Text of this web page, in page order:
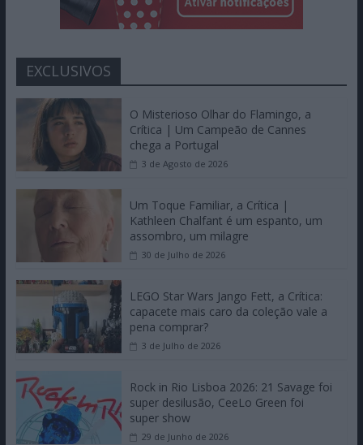
EXCLUSIVOS
O Misterioso Olhar do Flamingo, a
Crítica | Um Campeão de Cannes
chega a Portugal
3 de Agosto de 2026
Um Toque Familiar, a Crítica |
Kathleen Chalfant é um espanto, um
assombro, um milagre
30 de Julho de 2026
LEGO Star Wars Jango Fett, a Crítica:
capacete mais caro da coleção vale a
pena comprar?
3 de Julho de 2026
Rock in Rio Lisboa 2026: 21 Savage foi
super desilusão, CeeLo Green foi
super show
29 de Junho de 2026